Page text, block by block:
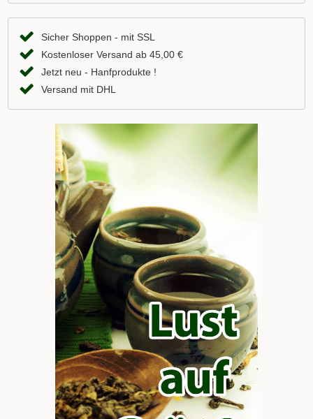
Sicher Shoppen - mit SSL
Kostenloser Versand ab 45,00 €
Jetzt neu - Hanfprodukte !
Versand mit DHL